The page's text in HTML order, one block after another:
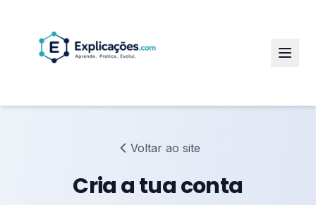
Voltar ao site
Cria a tua conta